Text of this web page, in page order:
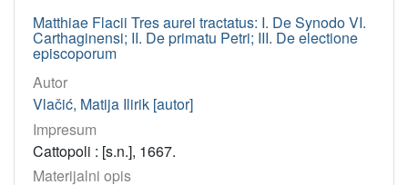
Matthiae Flacii Tres aurei tractatus: I. De Synodo VI.
Carthaginensi; II. De primatu Petri; III. De electione
episcoporum
Autor
Vlačić, Matija Ilirik [autor]
Impresum
Cattopoli : [s.n.], 1667.
Materijalni opis